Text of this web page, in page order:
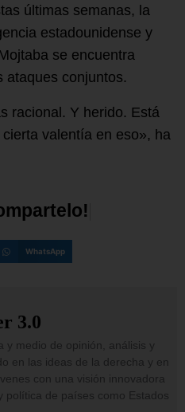
últimas semanas, la
estadounidense y
se encuentra
ataques conjuntos.
racional. Y herido. Está
valentía en eso», ha
mpartelo!
WhatsApp
3.0
y medio de opinión, análisis y
en las ideas de la derecha y en
con una visión innovadora
política de países como Estados